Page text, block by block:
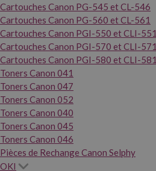
Cartouches Canon PG-545 et CL-546
Cartouches Canon PG-560 et CL-561
Cartouches Canon PGI-550 et CLI-551
Cartouches Canon PGI-570 et CLI-571
Cartouches Canon PGI-580 et CLI-581
Toners Canon 041
Toners Canon 047
Toners Canon 052
Toners Canon 040
Toners Canon 045
Toners Canon 046
Pièces de Rechange Canon Selphy
OKI